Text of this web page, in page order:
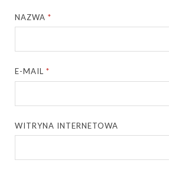
NAZWA*
E-MAIL*
WITRYNA INTERNETOWA